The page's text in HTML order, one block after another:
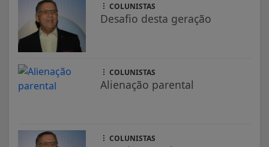
COLUNISTAS
Desafio desta geração
COLUNISTAS
Alienação parental
COLUNISTAS